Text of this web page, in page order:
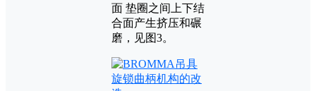
面 垫圈之间上下结
合面产生挤压和碾
磨，见图3。